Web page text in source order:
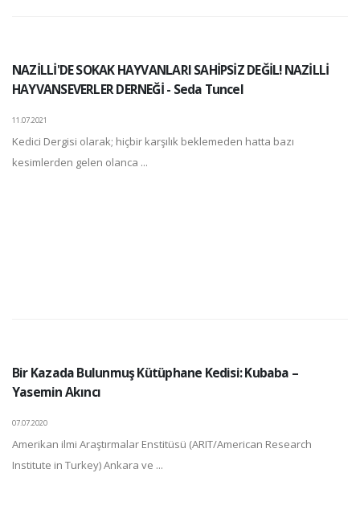
NAZİLLİ'DE SOKAK HAYVANLARI SAHİPSİZ DEĞİL! NAZİLLİ
HAYVANSEVERLER DERNEĞİ - Seda Tuncel
11.07.2021
Kedici Dergisi olarak; hiçbir karşılık beklemeden hatta bazı
kesimlerden gelen olanca ...
Bir Kazada Bulunmuş Kütüphane Kedisi: Kubaba –
Yasemin Akıncı
07.07.2020
Amerikan ilmi Araştırmalar Enstitüsü (ARIT/American Research
Institute in Turkey) Ankara ve ...